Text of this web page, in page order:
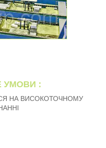
УМОВИ :
НА ВИСОКОТОЧНОМУ